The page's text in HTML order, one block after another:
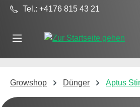
Zum Hauptinhalt springen
Tel.: +4176 815 43 21
Growshop Dünger Aptus